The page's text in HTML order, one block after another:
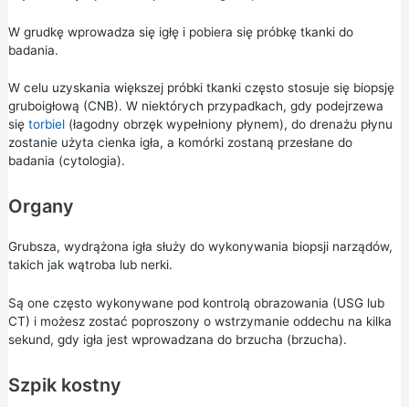
W grudkę wprowadza się igłę i pobiera się próbkę tkanki do
badania.
W celu uzyskania większej próbki tkanki często stosuje się biopsję
gruboigłową (CNB). W niektórych przypadkach, gdy podejrzewa
się torbiel(łagodny obrzęk wypełniony płynem), do drenażu płynu
zostanie użyta cienka igła, a komórki zostaną przesłane do
badania (cytologia).
Organy
Grubsza, wydrążona igła służy do wykonywania biopsji narządów,
takich jak wątroba lub nerki.
Są one często wykonywane pod kontrolą obrazowania (USG lub
CT) i możesz zostać poproszony o wstrzymanie oddechu na kilka
sekund, gdy igła jest wprowadzana do brzucha (brzucha).
Szpik kostny